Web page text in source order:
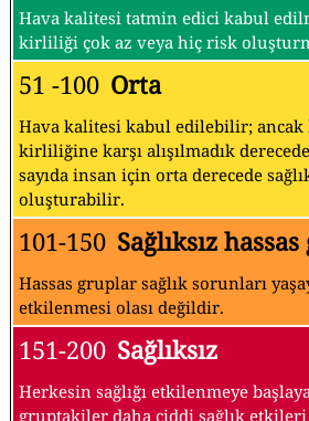
Hava kalitesi tatmin edici kabul
kirliliği çok az veya hiç risk
51 -100 Orta
Hava kalitesi kabul edilebilir; ancak
kirliliğine karşı alışılmadık
sayıda insan için orta derecede
oluşturabilir.
101-150 Sağlıksız
Hassas gruplar sağlık sorunları
etkilenmesi olası değildir.
151-200 Sağlıksız
Herkesin sağlığı etkilenmeye
gruptakiler daha ciddi sağlık